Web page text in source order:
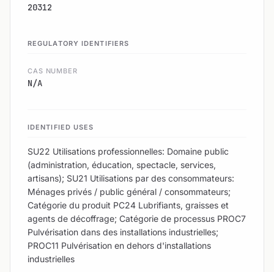
20312
REGULATORY IDENTIFIERS
CAS NUMBER
N/A
IDENTIFIED USES
SU22 Utilisations professionnelles: Domaine public
(administration, éducation, spectacle, services,
artisans); SU21 Utilisations par des consommateurs:
Ménages privés / public général / consommateurs;
Catégorie du produit PC24 Lubrifiants, graisses et
agents de décoffrage; Catégorie de processus PROC7
Pulvérisation dans des installations industrielles;
PROC11 Pulvérisation en dehors d'installations
industrielles